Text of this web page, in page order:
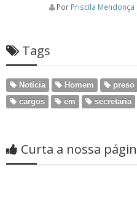
Por Priscila
Tags
Notícia Homem preso
cargos
em secretaria
Curta a nossa